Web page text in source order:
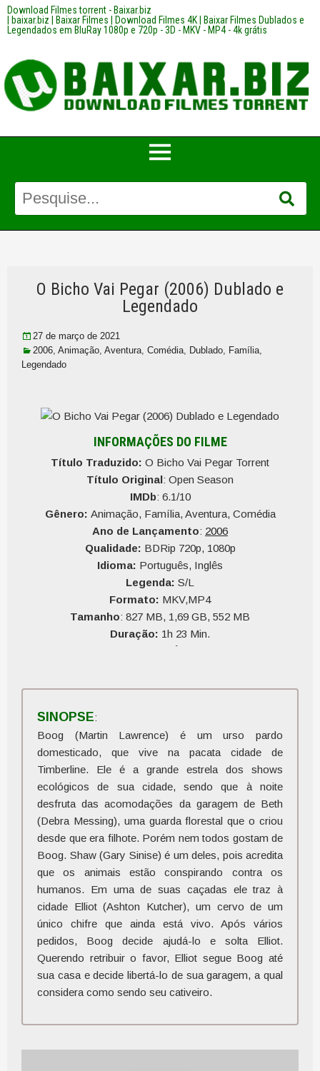
Download Filmes torrent - Baixar.biz
| baixar.biz | Baixar Filmes | Download Filmes 4K | Baixar Filmes Dublados e
Legendados em BluRay 1080p e 720p - 3D - MKV - MP4 - 4k grátis
O Bicho Vai Pegar (2006) Dublado e
Legendado
27 de março de 2021
2006, Animação, Aventura, Comédia, Dublado, Família,
Legendado
INFORMAÇÕES DO FILME
Título Traduzido: O Bicho Vai Pegar Torrent
Título Original: Open Season
IMDb: 6.1/10
Gênero: Animação, Família, Aventura, Comédia
Ano de Lançamento: 2006
Qualidade: BDRip 720p, 1080p
Idioma: Português, Inglês
Legenda: S/L
Formato: MKV,MP4
Tamanho: 827 MB, 1,69 GB, 552 MB
Duração: 1h 23 Min.
SINOPSE:
Boog (Martin Lawrence) é um urso pardo
domesticado, que vive na pacata cidade de
Timberline. Ele é a grande estrela dos shows
ecológicos de sua cidade, sendo que à noite
desfruta das acomodações da garagem de Beth
(Debra Messing), uma guarda florestal que o criou
desde que era filhote. Porém nem todos gostam de
Boog. Shaw (Gary Sinise) é um deles, pois acredita
que os animais estão conspirando contra os
humanos. Em uma de suas caçadas ele traz à
cidade Elliot (Ashton Kutcher), um cervo de um
único chifre que ainda está vivo. Após vários
pedidos, Boog decide ajudá-lo e solta Elliot.
Querendo retribuir o favor, Elliot segue Boog até
sua casa e decide libertá-lo de sua garagem, a qual
considera como sendo seu cativeiro.